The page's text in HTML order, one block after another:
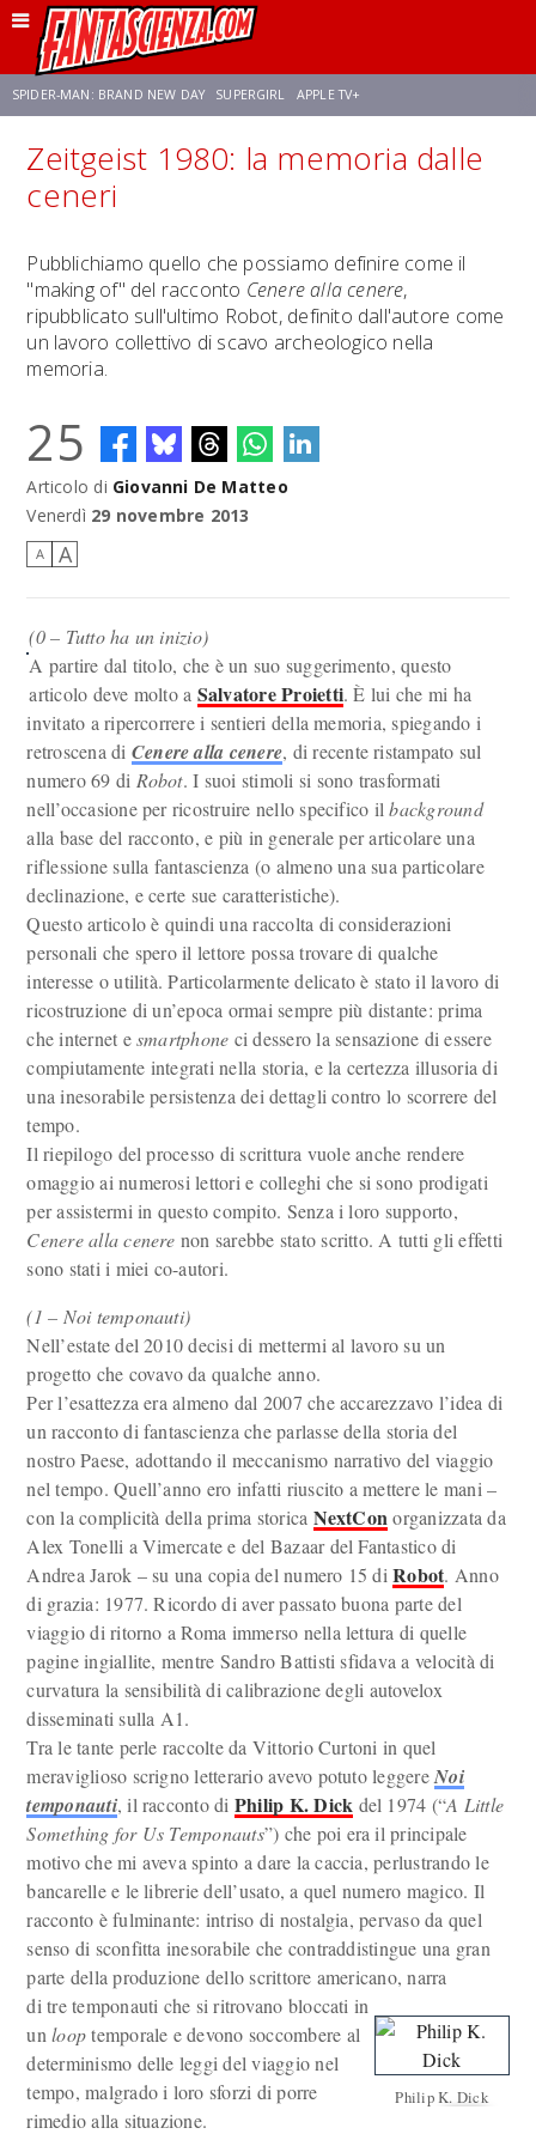
SPIDER-MAN: BRAND NEW DAY SUPERGIRL APPLE TV+
FRANCO RICCIARDIELLO ZENDAYA STAR TREK AVENGERS: DOOMSDAY
Zeitgeist 1980: la memoria dalle
ceneri
Pubblichiamo quello che possiamo definire come il
"making of" del racconto Cenere alla cenere,
ripubblicato sull'ultimo Robot, definito dall'autore come
un lavoro collettivo di scavo archeologico nella
memoria.
25
Articolo di Giovanni De Matteo
Venerdì 29 novembre 2013
A A
(0 – Tutto ha un inizio)
A partire dal titolo, che è un suo suggerimento, questo
articolo deve molto a Salvatore Proietti. È lui che mi ha
invitato a ripercorrere i sentieri della memoria, spiegando i
retroscena di Cenere alla cenere, di recente ristampato sul
numero 69 di Robot. I suoi stimoli si sono trasformati
nell’occasione per ricostruire nello specifico ilbackground
alla base del racconto, e più in generale per articolare una
riflessione sulla fantascienza (o almeno una sua particolare
declinazione, e certe sue caratteristiche).
Questo articolo è quindi una raccolta di considerazioni
personali che spero il lettore possa trovare di qualche
interesse o utilità. Particolarmente delicato è stato il lavoro di
ricostruzione di un’epoca ormai sempre più distante: prima
che internet esmartphone ci dessero la sensazione di essere
compiutamente integrati nella storia, e la certezza illusoria di
una inesorabile persistenza dei dettagli contro lo scorrere del
tempo.
Il riepilogo del processo di scrittura vuole anche rendere
omaggio ai numerosi lettori e colleghi che si sono prodigati
per assistermi in questo compito. Senza i loro supporto,
Cenere alla cenere non sarebbe stato scritto. A tutti gli effetti
sono stati i miei co-autori.
(1 – Noi temponauti)
Nell’estate del 2010 decisi di mettermi al lavoro su un
progetto che covavo da qualche anno.
Per l’esattezza era almeno dal 2007 che accarezzavo l’idea di
un racconto di fantascienza che parlasse della storia del
nostro Paese, adottando il meccanismo narrativo del viaggio
nel tempo. Quell’anno ero infatti riuscito a mettere le mani –
con la complicità della prima storica NextConorganizzata da
Alex Tonelli a Vimercate e del Bazaar del Fantastico di
Andrea Jarok – su una copia del numero 15 diRobot. Anno
di grazia: 1977. Ricordo di aver passato buona parte del
viaggio di ritorno a Roma immerso nella lettura di quelle
pagine ingiallite, mentre Sandro Battisti sfidava a velocità di
curvatura la sensibilità di calibrazione degli autovelox
disseminati sulla A1.
Tra le tante perle raccolte da Vittorio Curtoni in quel
meraviglioso scrigno letterario avevo potuto leggereNoi
temponauti, il racconto di Philip K. Dick del 1974 (“A Little
Something for Us Temponauts”) che poi era il principale
motivo che mi aveva spinto a dare la caccia, perlustrando le
bancarelle e le librerie dell’usato, a quel numero magico. Il
racconto è fulminante: intriso di nostalgia, pervaso da quel
senso di sconfitta inesorabile che contraddistingue una gran
parte della produzione dello scrittore americano, narra
Philip K. Dick
di tre temponauti che si ritrovano bloccati in
unlooptemporale e devono soccombere al
determinismo delle leggi del viaggio nel
tempo, malgrado i loro sforzi di porre
rimedio alla situazione.